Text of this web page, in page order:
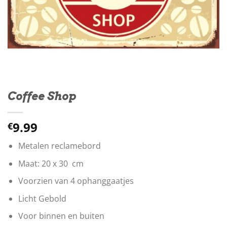
Coffee Shop
€9.99
Metalen reclamebord
Maat: 20 x 30 cm
Voorzien van 4 ophanggaatjes
Licht Gebold
Voor binnen en buiten